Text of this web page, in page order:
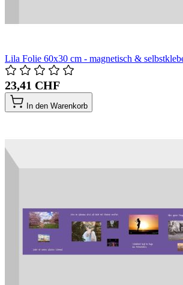
Lila Folie 60x30 cm - magnetisch &
23,41 CHF
In den Warenkorb